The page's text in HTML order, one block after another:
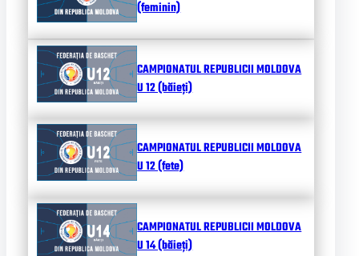
(feminin)
CAMPIONATUL REPUBLICII MOLDOVA
U 12 (băieți)
CAMPIONATUL REPUBLICII MOLDOVA
U 12 (fete)
CAMPIONATUL REPUBLICII MOLDOVA
U 14 (băieți)